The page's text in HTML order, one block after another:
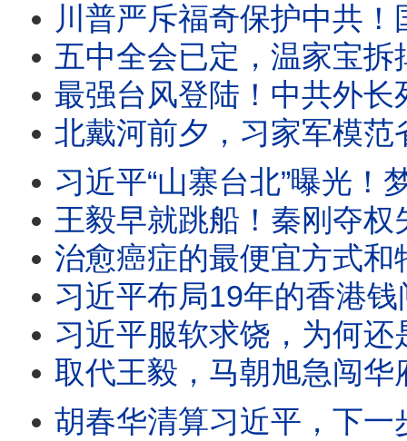
川普严斥福奇保护中共！国会惊人“百次沉默”，律师被赶出国会，听证会扯出美中“深层政府”与中
五中全会已定，温家宝拆掉李强三张底牌；方星海落马、
最强台风登陆！中共外长死里逃生，牛田洋553名军人和大学生身亡惨剧究竟是台风还是人祸？“
北戴河前夕，习家军模范省失守！习近平心腹中纪委委员突遭罢黜，
习近平“山寨台北”曝光！梦里攻下总统府；美军暗鹰高超音速导弹
王毅早就跳船！秦刚夺权失败，习近平外交线变天；周恩来私
治愈癌症的最便宜方式和特斯拉，竟然被FBI消音；川普新冠“特效药”
习近平布局19年的香港钱闸易主，陈希、马兴瑞旧部遭全面清洗！党产
习近平服软求饶，为何还是下不了台？元老院正起草判词：温家宝
取代王毅，马朝旭急闯华府探雷！川习会前夜，中南海权斗与AI危机同时失控；习近平
胡春华清算习近平，下一步直取总书记？李强突然抛出“财产公开”